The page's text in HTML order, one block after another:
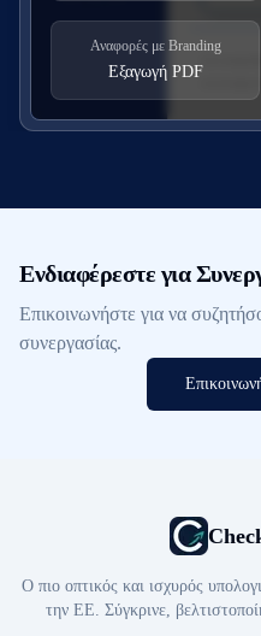
Αναφορές με Branding
Εξαγωγή PDF
Ενδιαφέρεστε για
Επικοινωνήστε για να
συνεργασίας.
Ο πιο οπτικός και ισχυρός
την ΕΕ. Σύγκρινε,